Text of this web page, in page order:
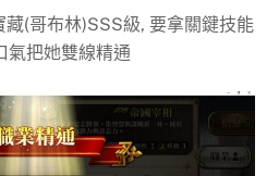
(哥布林)SSS級, 要拿關鍵技能
氣把她雙線精通